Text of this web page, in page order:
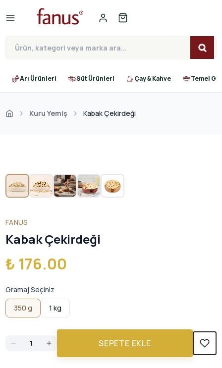
Arı Ürünleri Süt Ürünleri Çay & Kahve Temel
Kuru Yemiş Kabak Çekirdeği
FANUS
Kabak Çekirdeği
₺ 176.00
Gramaj Seçiniz
350 g
1 kg
SEPETE EKLE